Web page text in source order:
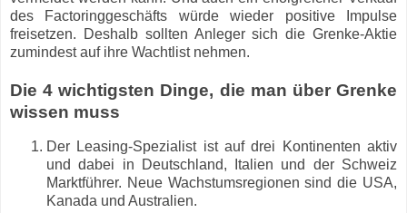
des Factoringgeschäfts würde wieder positive Impulse
freisetzen. Deshalb sollten Anleger sich die Grenke-Aktie
zumindest auf ihre Wachtlist nehmen.
Die 4 wichtigsten Dinge, die man über Grenke
wissen muss
Der Leasing-Spezialist ist auf drei Kontinenten aktiv
und dabei in Deutschland, Italien und der Schweiz
Marktführer. Neue Wachstumsregionen sind die USA,
Kanada und Australien.